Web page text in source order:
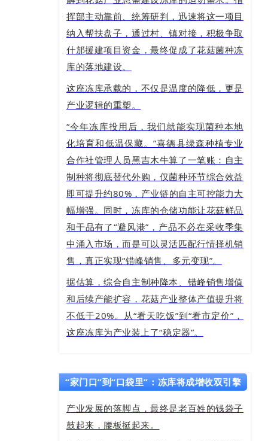
挥部主动靠前、统筹研判，迅速将这一项目
纳入帮扶盘子，通过村、镇对接，积极争取
什邡援建项目资金，最终促成了花菇菌种冻
库的落地建设。
这座冻库承载的，不仅是温度的降低，更是
产业逻辑的重塑。
“今年冻库投用后，我们就能实现菌种本地
化培育和低温保藏。”喜德县绿森种植专业
合作社管理人员黑吉木牛算了一笔账：自主
制种将彻底替代外购，仅菌种环节综合效益
即可提升约80%，产业链的自主可控能力大
幅增强。同时，冻库的仓储功能让花菇鲜品
和干品有了“避风港”，产品不必在采收季集
中涌入市场，而是可以灵活匹配行情择机销
售，真正实现“错峰销售、多元变现”。
据估算，综合自主制种降本、错峰销售增值
和后续产能扩容，花菇产业整体产值提升将
不低于20%。从“看天吃饭”到“看市定价”，
这座冻库为产业装上了“稳定器”。
“家门口”到“口袋里”：冻库将成增收双引擎
产业发展的落脚点，最终是老百姓的钱袋子
鼓起来，腰板挺起来。